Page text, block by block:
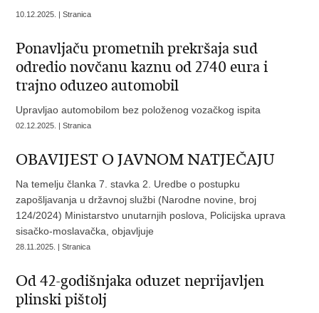
10.12.2025. | Stranica
Ponavljaču prometnih prekršaja sud
odredio novčanu kaznu od 2740 eura i
trajno oduzeo automobil
Upravljao automobilom bez položenog vozačkog ispita
02.12.2025. | Stranica
OBAVIJEST O JAVNOM NATJEČAJU
Na temelju članka 7. stavka 2. Uredbe o postupku
zapošljavanja u državnoj službi (Narodne novine, broj
124/2024) Ministarstvo unutarnjih poslova, Policijska uprava
sisačko-moslavačka, objavljuje
28.11.2025. | Stranica
​Od 42-godišnjaka oduzet neprijavljen
plinski pištolj